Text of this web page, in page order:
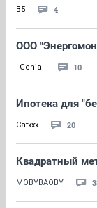
B5 4
ООО
_Genia_ 10
Ипотека для
Catxxx 20
Квадратный
MOBYBAOBY